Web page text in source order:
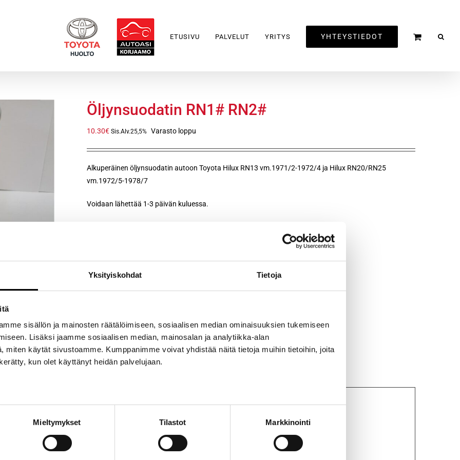
Yksityiskohdat Tietoja
sisällön ja mainosten räätälöimiseen, sosiaalisen median ominaisuuksien tukemiseen
Lisäksi jaamme sosiaalisen median, mainosalan ja analytiikka-alan
miten käytät sivustoamme. Kumppanimme voivat yhdistää näitä tietoja muihin tietoihin, joita
kun olet käyttänyt heidän palvelujaan.
Mieltymykset Tilastot Markkinointi
ETUSIVU PALVELUT YRITYS YHTEYSTIEDOT
Öljynsuodatin RN1# RN2#
10.30€ Sis.Alv.25,5% Varasto loppu
Alkuperäinen öljynsuodatin autoon Toyota Hilux RN13 vm.1971/2-1972/4 ja Hilux RN20/RN25
vm.1972/5-1978/7
Voidaan lähettää 1-3 päivän kuluessa.
Avainsanat tuotteelleHilux,Öljynsuodatin,RN13,RN20,RN25
öljynsuodatin autoon Toyota Hilux RN13 vm.1971/2-1972/4 ja Hilux RN20/RN25 vm.1972/5-1978/7